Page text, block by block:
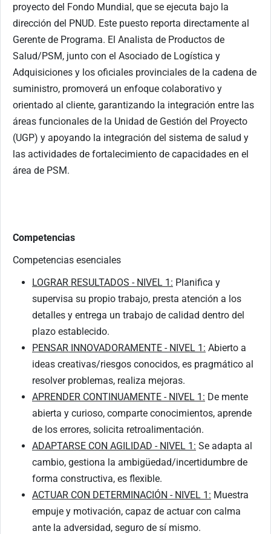
proyecto del Fondo Mundial, que se ejecuta bajo la
dirección del PNUD. Este puesto reporta directamente al
Gerente de Programa. El Analista de Productos de
Salud/PSM, junto con el Asociado de Logística y
Adquisiciones y los oficiales provinciales de la cadena de
suministro, promoverá un enfoque colaborativo y
orientado al cliente, garantizando la integración entre las
áreas funcionales de la Unidad de Gestión del Proyecto
(UGP) y apoyando la integración del sistema de salud y
las actividades de fortalecimiento de capacidades en el
área de PSM.
Competencias
Competencias esenciales
LOGRAR RESULTADOS - NIVEL 1: Planifica y
supervisa su propio trabajo, presta atención a los
detalles y entrega un trabajo de calidad dentro del
plazo establecido.
PENSAR INNOVADORAMENTE - NIVEL 1: Abierto a
ideas creativas/riesgos conocidos, es pragmático al
resolver problemas, realiza mejoras.
APRENDER CONTINUAMENTE - NIVEL 1: De mente
abierta y curioso, comparte conocimientos, aprende
de los errores, solicita retroalimentación.
ADAPTARSE CON AGILIDAD - NIVEL 1: Se adapta al
cambio, gestiona la ambigüedad/incertidumbre de
forma constructiva, es flexible.
ACTUAR CON DETERMINACIÓN - NIVEL 1: Muestra
empuje y motivación, capaz de actuar con calma
ante la adversidad, seguro de sí mismo.